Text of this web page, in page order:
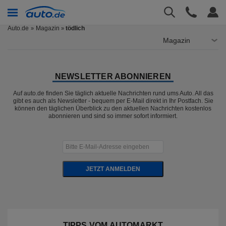
Auto.de Magazin » tödlich
Magazin
NEWSLETTER ABONNIEREN
Auf auto.de finden Sie täglich aktuelle Nachrichten rund ums Auto. All das
gibt es auch als Newsletter - bequem per E-Mail direkt in Ihr Postfach. Sie
können den täglichen Überblick zu den aktuellen Nachrichten kostenlos
abonnieren und sind so immer sofort informiert.
JETZT ANMELDEN